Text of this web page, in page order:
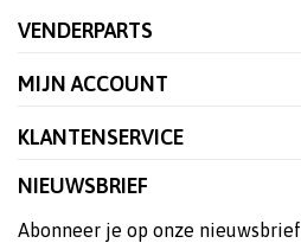
VENDERPARTS
MIJN ACCOUNT
KLANTENSERVICE
NIEUWSBRIEF
Abonneer je op onze